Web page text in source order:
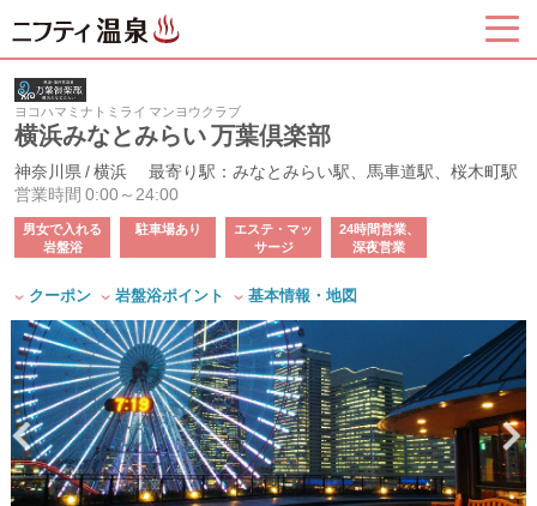
ヨコハマミナトミライ マンヨウクラブ
横浜みなとみらい 万葉倶楽部
神奈川県 / 横浜
最寄り駅：みなとみらい駅、馬車道駅、桜木町駅
営業時間 0:00～24:00
男女で入れる
岩盤浴
駐車場あり
エステ・マッ
サージ
24時間営業、
深夜営業
クーポン 岩盤浴ポイント 基本情報・地図